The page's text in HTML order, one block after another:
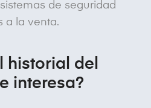
de seguridad
a la venta.
historial del
interesa?